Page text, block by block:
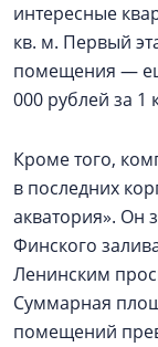
интересные
кв. м. Первый
помещения —
000 рублей за 1
Кроме того,
в последних
акватория». Он
Финского
Ленинским
Суммарная
помещений